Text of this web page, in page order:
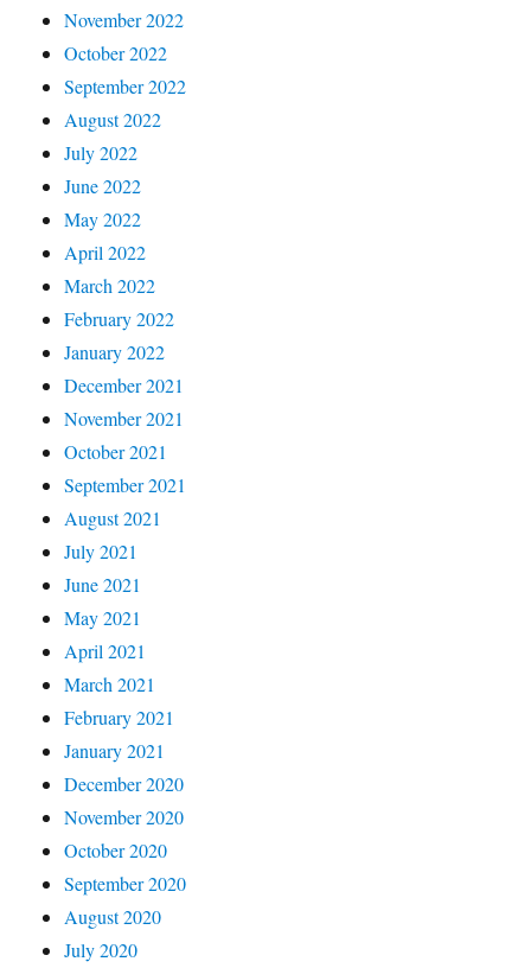
November 2022
October 2022
September 2022
August 2022
July 2022
June 2022
May 2022
April 2022
March 2022
February 2022
January 2022
December 2021
November 2021
October 2021
September 2021
August 2021
July 2021
June 2021
May 2021
April 2021
March 2021
February 2021
January 2021
December 2020
November 2020
October 2020
September 2020
August 2020
July 2020